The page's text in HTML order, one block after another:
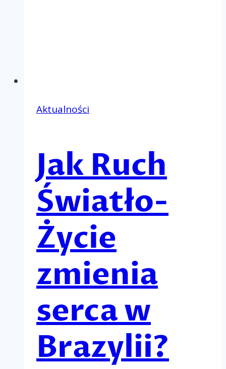
Aktualności
Jak Ruch
Światło-
Życie
zmienia
serca w
Brazylii?